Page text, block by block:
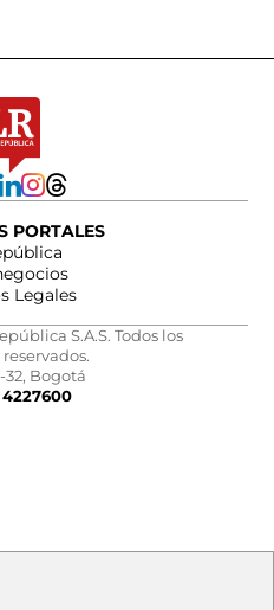
PORTALES
Legales
S.A.S. Todos los
32, Bogotá
4227600